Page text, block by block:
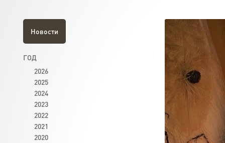
Новости
ГОД
2026
2025
2024
2023
2022
2021
2020